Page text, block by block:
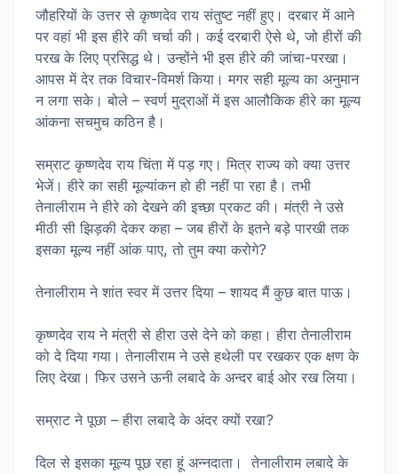
जौहरियों के उत्तर से कृष्णदेव राय संतुष्ट नहीं हुए। दरबार में आने
पर वहां भी इस हीरे की चर्चा की। कई दरबारी ऐसे थे, जो हीरों की
परख के लिए प्रसिद्ध थे। उन्होंने भी इस हीरे की जांचा-परखा।
आपस में देर तक विचार-विमर्श किया। मगर सही मूल्य का अनुमान
न लगा सके। बोले – स्वर्ण मुद्राओं में इस आलौकिक हीरे का मूल्य
आंकना सचमुच कठिन है।
सम्राट कृष्णदेव राय चिंता में पड़ गए। मित्र राज्य को क्या उत्तर
भेजें। हीरे का सही मूल्यांकन हो ही नहीं पा रहा है। तभी
तेनालीराम ने हीरे को देखने की इच्छा प्रकट की। मंत्री ने उसे
मीठी सी झिड़की देकर कहा – जब हीरों के इतने बड़े पारखी तक
इसका मूल्य नहीं आंक पाए, तो तुम क्या करोगे?
तेनालीराम ने शांत स्वर में उत्तर दिया – शायद मैं कुछ बात पाऊ।
कृष्णदेव राय ने मंत्री से हीरा उसे देने को कहा। हीरा तेनालीराम
को दे दिया गया। तेनालीराम ने उसे हथेली पर रखकर एक क्षण के
लिए देखा। फिर उसने ऊनी लबादे के अन्दर बाई ओर रख लिया।
सम्राट ने पूछा – हीरा लबादे के अंदर क्यों रखा?
दिल से इसका मूल्य पूछ रहा हूं अन्नदाता। तेनालीराम लबादे के